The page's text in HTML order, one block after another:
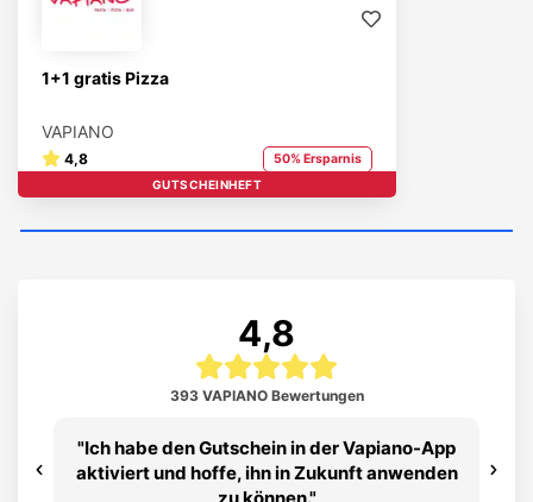
1+1 gratis Pizza
VAPIANO
4,8 50% Ersparnis
GUTSCHEINHEFT
4,8
393 VAPIANO Bewertungen
Ich habe den Gutschein in der Vapiano-App
aktiviert und hoffe, ihn in Zukunft anwenden